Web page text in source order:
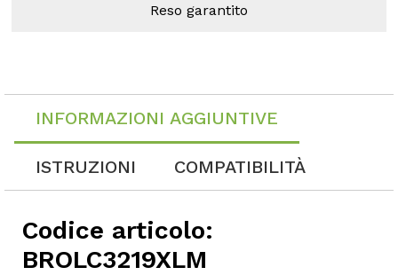
Reso garantito
INFORMAZIONI AGGIUNTIVE
ISTRUZIONI COMPATIBILITÀ
Codice articolo:
BROLC3219XLM